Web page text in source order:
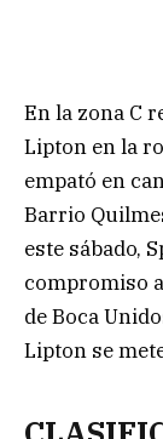
En la zona C
Lipton en la
empató en
Barrio
este sábado,
compromiso
de Boca
Lipton se